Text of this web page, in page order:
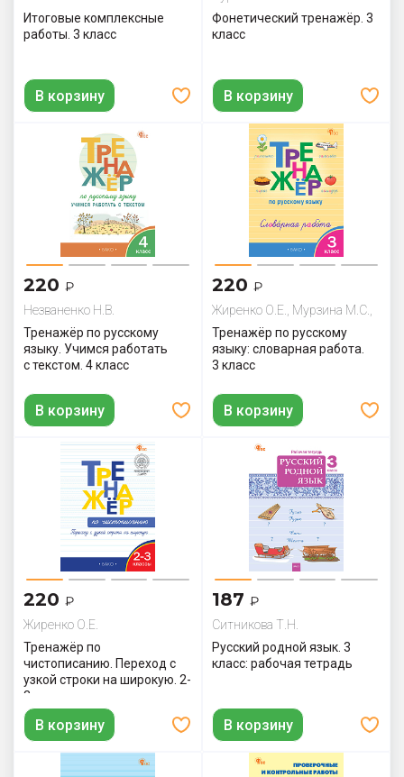
Итоговые комплексные
работы. 3 класс
В корзину
Фонетический тренажёр. 3
класс
В корзину
220 ₽
Незваненко Н.В.
Тренажёр по русскому
языку. Учимся работать
с текстом. 4 класс
В корзину
220 ₽
Жиренко О.Е., Мурзина М.С.,
Шестопалова Е.А.
Тренажёр по русскому
языку: словарная работа.
3 класс
В корзину
220 ₽
Жиренко О.Е.
Тренажёр по
чистописанию. Переход с
узкой строки на широкую. 2-
3 классы
В корзину
187 ₽
Ситникова Т.Н.
Русский родной язык. 3
класс: рабочая тетрадь
В корзину